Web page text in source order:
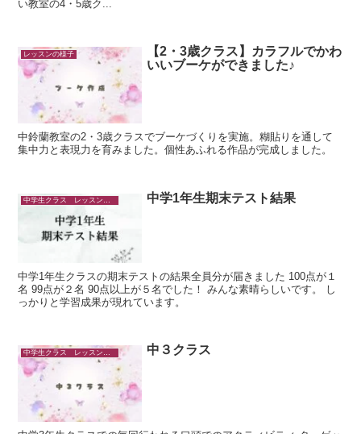
い教室の4・5歳ク...
レッスンの様子
【2・3歳クラス】カラフルでかわ
いいブーケができました♪
中鈴蘭教室の2・3歳クラスでブーケづくりを実施。糊貼りを通して
集中力と表現力を育みました。個性あふれる作品が完成しました。
中学生クラス レッスンの様子 中学1年生期末テスト結果
中学1年生クラスの期末テストの結果全員分が届きました 100点が１
名 99点が２名 90点以上が５名でした！ みんな素晴らしいです。 し
っかりと学習成果が現れています。
中３クラス